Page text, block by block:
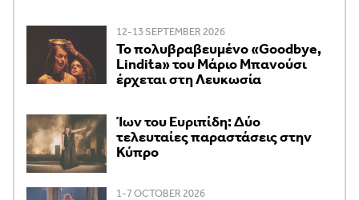
12-13 SEPTEMBER 2026
Το πολυβραβευμένο «Goodbye,
Lindita» του Μάριο Μπανούσι
έρχεται στη Λευκωσία
Ίων του Ευριπίδη: Δύο
τελευταίες παραστάσεις στην
Κύπρο
1-7 OCTOBER 2026